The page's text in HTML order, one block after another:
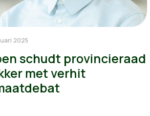
2025
schudt provincieraad
met verhit